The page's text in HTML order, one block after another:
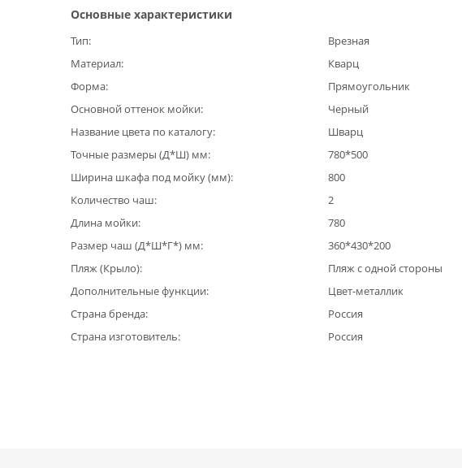
Основные характеристики
Тип
Врезная
Материал
Кварц
Форма
Прямоугольник
Основной оттенок мойки
Черный
Название цвета по каталогу
Шварц
Точные размеры (Д*Ш) мм
780*500
Ширина шкафа под мойку (мм)
800
Количество чаш
2
Длина мойки
780
Размер чаш (Д*Ш*Г*) мм
360*430*200
Пляж (Крыло)
Пляж с одной стороны
Дополнительные функции
Цвет-металлик
Страна бренда
Россия
Страна изготовитель
Россия